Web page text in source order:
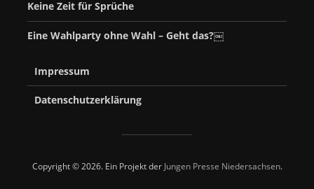
Keine Zeit für Sprüche
Eine Wahlparty ohne Wahl – Geht das?￼
Impressum
Datenschutzerklärung
Copyright © 2026. Ein Projekt der Jungen Presse Niedersachsen.